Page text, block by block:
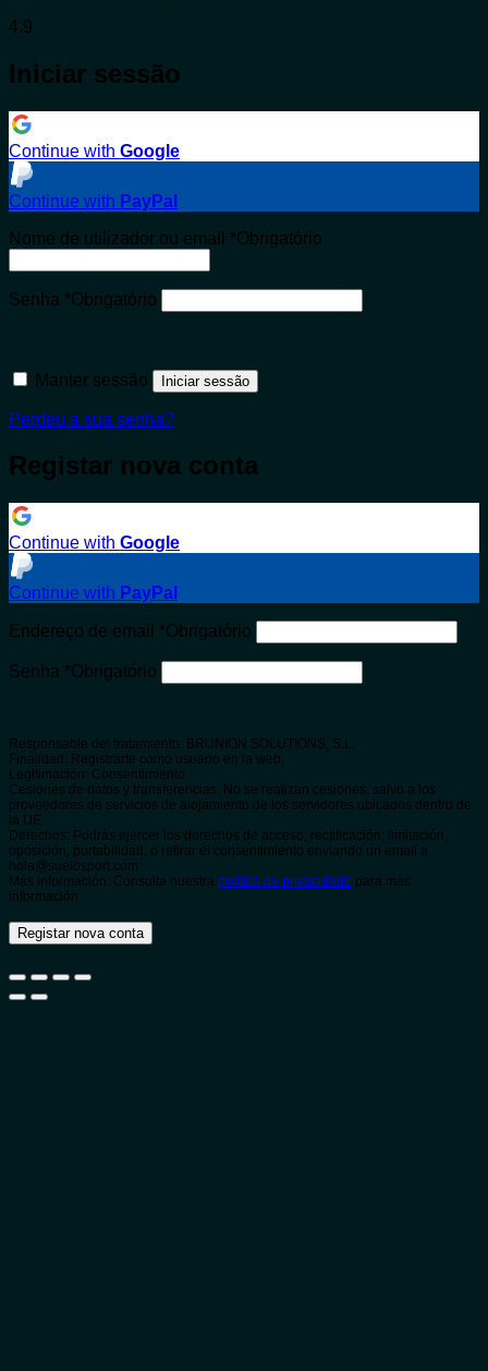
4.9
Iniciar sessão
Continue with Google
Continue with PayPal
Nome de utilizador ou email *Obrigatório
Senha *Obrigatório
Manter sessão Iniciar sessão
Perdeu a sua senha?
Registar nova conta
Continue with Google
Continue with PayPal
Endereço de email *Obrigatório
Senha *Obrigatório
Responsable del tratamiento: BRUNION SOLUTIONS, S.L.
Finalidad: Registrarte como usuario en la web.
Legitimación: Consentimiento
Cesiones de datos y transferencias: No se realizan cesiones, salvo a los
proveedores de servicios de alojamiento de los servidores ubicados dentro de
la UE.
Derechos: Podrás ejercer los derechos de acceso, rectificación, limitación,
oposición, portabilidad, o retirar el consentimiento enviando un email a
hola@suelosport.com
Más información: Consulta nuestra política de privacidade para más
información.
Registar nova conta